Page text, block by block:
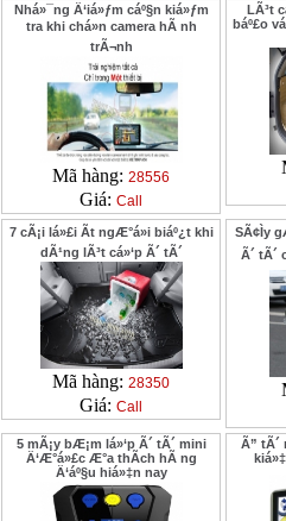
Nhá»¯ng Ä‘iá»ƒm cáº§n kiá»ƒm
tra khi chá»n camera hÃ nh
trÃ¬nh
Mã hàng: 28556
Giá: Call
LÃ³t
báº£o
7 cÃ¡i lá»£i Ã­t ngÆ°á»i biáº¿t khi
dÃ¹ng lÃ³t cá»‘p Ã´ tÃ´
Mã hàng: 28350
Giá: Call
SÃ¢Ìy
Ã´ tÃ´
5 mÃ¡y bÆ¡m lá»‘p Ã´ tÃ´ mini
Ä‘Æ°á»£c Æ°a thÃ­ch hÃ ng
Ä‘áº§u hiá»‡n nay
Ã” tÃ´